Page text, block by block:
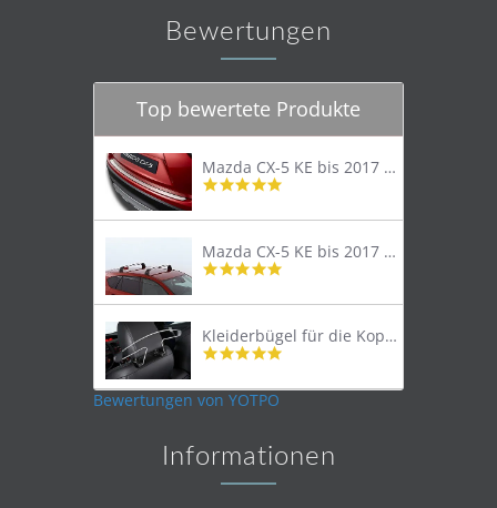
Bewertungen
Top bewertete Produkte
Mazda CX-5 KE bis 2017 Trittschutzleiste Edelstahl original
4.8
rating
Mazda CX-5 KE bis 2017 Lastenträger Dachträger
4.9
rating
Kleiderbügel für die Kopfstütze
4.9
rating
Bewertungen von YOTPO
Informationen